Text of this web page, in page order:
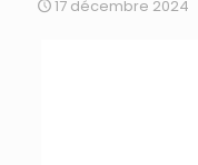
17 décembre 2024